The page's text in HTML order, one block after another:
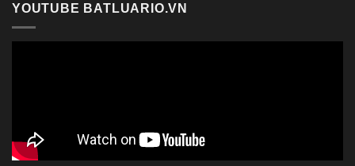
YOUTUBE BATLUARIO.VN